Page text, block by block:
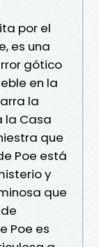
por el
es una
gótico
en la
la
la Casa
que
Poe está
y
que
Poe es